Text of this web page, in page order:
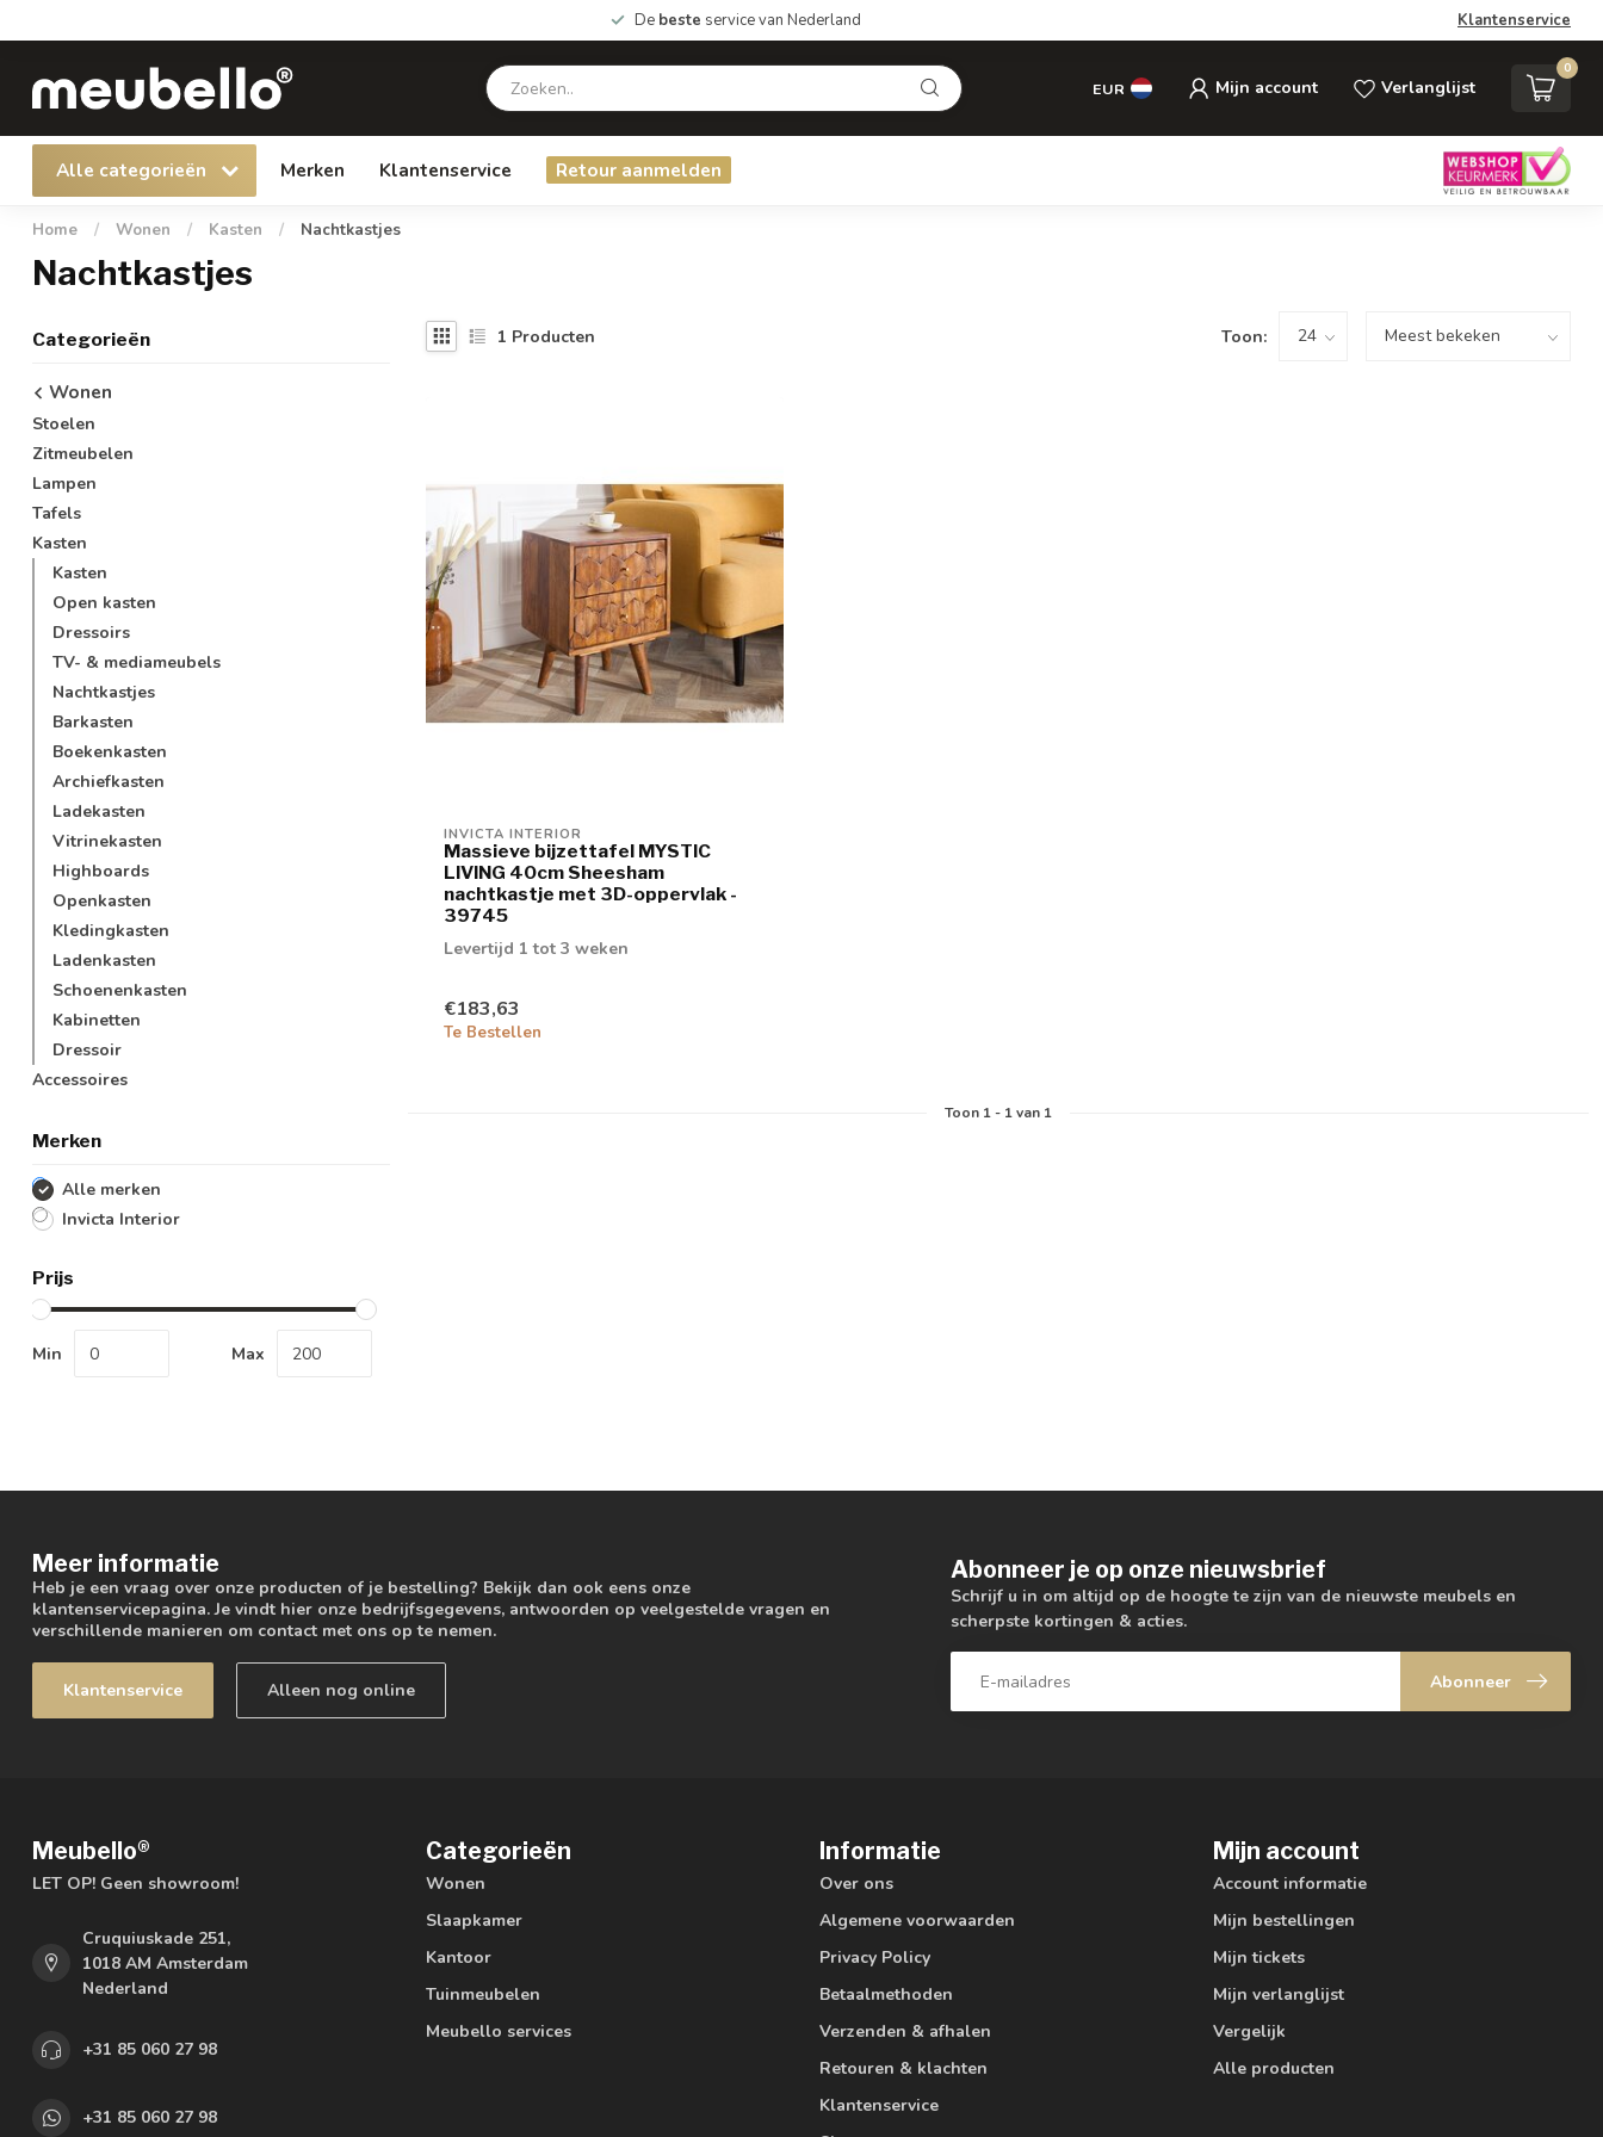
De beste service van Nederland Klantenservice
EUR Mijn account Verlanglijst
0
Alle categorieën Merken Klantenservice Retour aanmelden
Home / Wonen / Kasten / Nachtkastjes
Nachtkastjes
Categorieën
Wonen
Stoelen
Zitmeubelen
Lampen
Tafels
Kasten
Kasten
Open kasten
Dressoirs
TV- & mediameubels
Nachtkastjes
Barkasten
Boekenkasten
Archiefkasten
Ladekasten
Vitrinekasten
Highboards
Openkasten
Kledingkasten
Ladenkasten
Schoenenkasten
Kabinetten
Dressoir
Accessoires
Merken
Alle merken
Invicta Interior
Prijs
Min Max
1 Producten Toon:
INVICTA INTERIOR
Massieve bijzettafel MYSTIC
LIVING 40cm Sheesham
nachtkastje met 3D-oppervlak -
39745
Levertijd 1 tot 3 weken
€183,63
Te Bestellen
Toon 1- 1van 1
Meer informatie
Heb je een vraag over onze producten of je bestelling? Bekijk dan ook eens onze
klantenservicepagina. Je vindt hier onze bedrijfsgegevens, antwoorden op veelgestelde vragen en
verschillende manieren om contact met ons op te nemen.
Klantenservice Alleen nog online
Abonneer je op onze nieuwsbrief
Schrijf u in om altijd op de hoogte te zijn van de nieuwste meubels en
scherpste kortingen & acties.
Abonneer
Meubello®
LET OP! Geen showroom!
Cruquiuskade 251,
1018 AM Amsterdam
Nederland
+31 85 060 27 98
+31 85 060 27 98
Categorieën
Wonen
Slaapkamer
Kantoor
Tuinmeubelen
Meubello services
Informatie
Over ons
Algemene voorwaarden
Privacy Policy
Betaalmethoden
Verzenden & afhalen
Retouren & klachten
Klantenservice
Mijn account
Account informatie
Mijn bestellingen
Mijn tickets
Mijn verlanglijst
Vergelijk
Alle producten